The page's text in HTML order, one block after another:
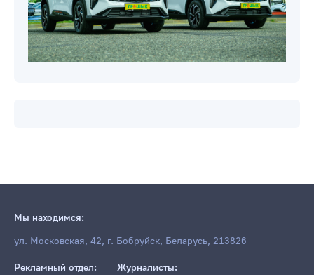
Мы находимся:
ул. Московская, 42, г. Бобруйск, Беларусь, 213826
Рекламный отдел: Журналисты: